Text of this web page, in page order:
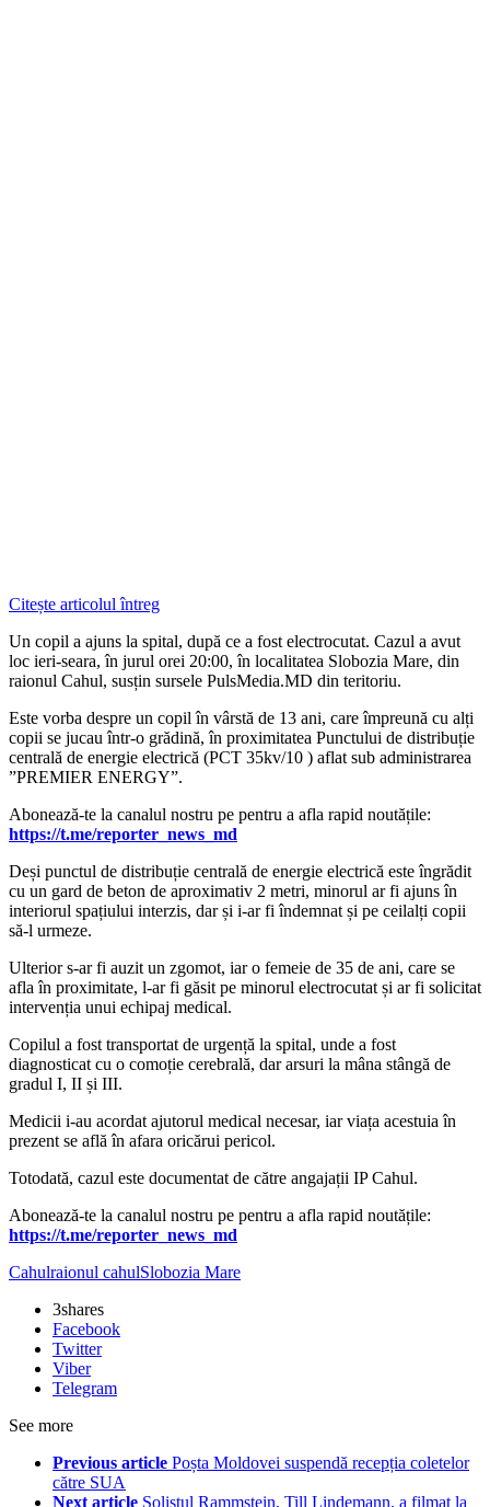
Citește articolul întreg
Un copil a ajuns la spital, după ce a fost electrocutat. Cazul a avut
loc ieri-seara, în jurul orei 20:00, în localitatea Slobozia Mare, din
raionul Cahul, susțin sursele PulsMedia.MD din teritoriu.
Este vorba despre un copil în vârstă de 13 ani, care împreună cu alți
copii se jucau într-o grădină, în proximitatea Punctului de distribuție
centrală de energie electrică (PCT 35kv/10 ) aflat sub administrarea
”PREMIER ENERGY”.
‍Abonează-te la canalul nostru pe pentru a afla rapid noutățile:
https://t.me/reporter_news_md
Deși punctul de distribuție centrală de energie electrică este îngrădit
cu un gard de beton de aproximativ 2 metri, minorul ar fi ajuns în
interiorul spațiului interzis, dar și i-ar fi îndemnat și pe ceilalți copii
să-l urmeze.
Ulterior s-ar fi auzit un zgomot, iar o femeie de 35 de ani, care se
afla în proximitate, l-ar fi găsit pe minorul electrocutat și ar fi solicitat
intervenția unui echipaj medical.
Copilul a fost transportat de urgență la spital, unde a fost
diagnosticat cu o comoție cerebrală, dar arsuri la mâna stângă de
gradul I, II și III.
Medicii i-au acordat ajutorul medical necesar, iar viața acestuia în
prezent se află în afara oricărui pericol.
Totodată, cazul este documentat de către angajații IP Cahul.
‍Abonează-te la canalul nostru pe pentru a afla rapid noutățile:
https://t.me/reporter_news_md
Cahulraionul cahulSlobozia Mare
3shares
Facebook
Twitter
Viber
Telegram
See more
Previous article Poșta Moldovei suspendă recepția coletelor
către SUA
Next article Solistul Rammstein, Till Lindemann, a filmat la